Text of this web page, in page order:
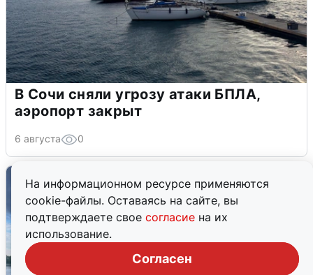
На информационном ресурсе применяются
cookie-файлы. Оставаясь на сайте, вы
подтверждаете свое согласие на их
использование.
Согласен
В Сочи сняли угрозу атаки БПЛА,
аэропорт закрыт
6 августа 0